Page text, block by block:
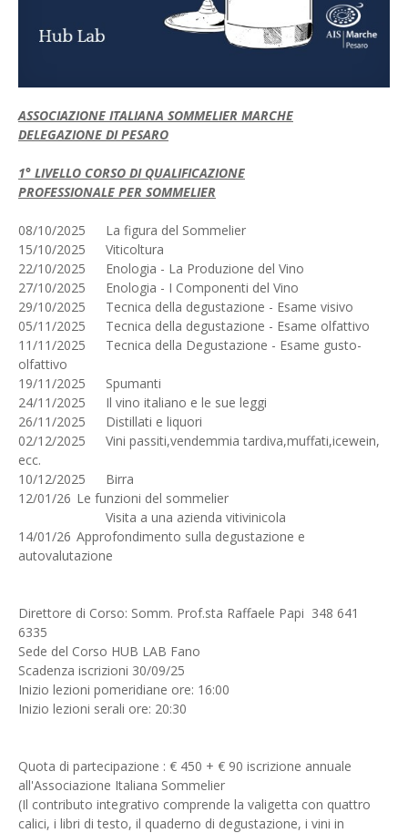
ASSOCIAZIONE ITALIANA SOMMELIER MARCHE
DELEGAZIONE DI PESARO
1° LIVELLO CORSO DI QUALIFICAZIONE
PROFESSIONALE PER SOMMELIER
08/10/2025
La figura del Sommelier
15/10/2025
Viticoltura
22/10/2025
Enologia - La Produzione del Vino
27/10/2025
Enologia - I Componenti del Vino
29/10/2025
Tecnica della degustazione - Esame visivo
05/11/2025
Tecnica della degustazione - Esame olfattivo
11/11/2025
Tecnica della Degustazione - Esame gusto-
olfattivo
19/11/2025
Spumanti
24/11/2025
Il vino italiano e le sue leggi
26/11/2025
Distillati e liquori
02/12/2025
Vini passiti,vendemmia tardiva,muffati,icewein,
ecc.
10/12/2025
Birra
12/01/26 Le funzioni del sommelier
Visita a una azienda vitivinicola
14/01/26 Approfondimento sulla degustazione e
autovalutazione
Direttore di Corso: Somm. Prof.sta Raffaele Papi 348 641
6335
Sede del Corso HUB LAB Fano
Scadenza iscrizioni 30/09/25
Inizio lezioni pomeridiane ore: 16:00
Inizio lezioni serali ore: 20:30
Quota di partecipazione : € 450 + € 90 iscrizione annuale
all'Associazione Italiana Sommelier
(Il contributo integrativo comprende la valigetta con quattro
calici, i libri di testo, il quaderno di degustazione, i vini in